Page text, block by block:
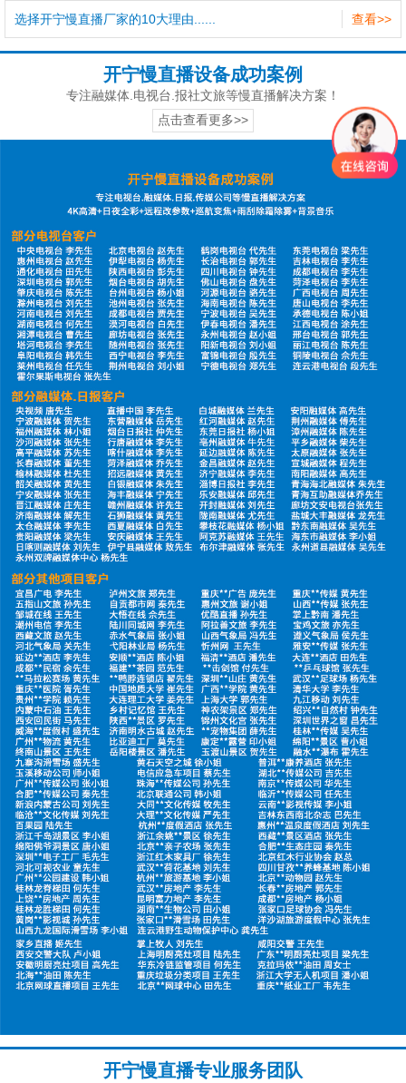
查看>>
选择开宁慢直播厂家的10大理由......
开宁慢直播设备成功案例
专注融媒体.电视台.报社文旅等慢直播解决方案！
点击查看更多>>
开宁慢直播专业服务团队